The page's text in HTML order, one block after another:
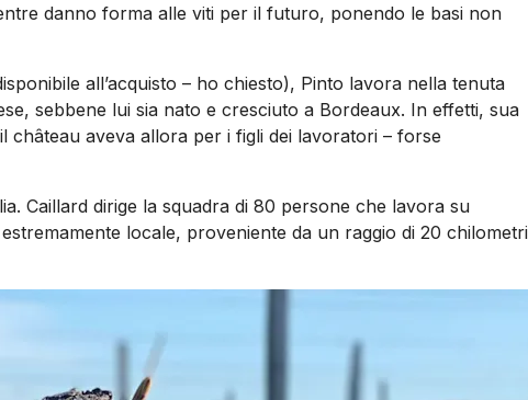
danno forma alle viti per il futuro, ponendo le basi non
all’acquisto – ho chiesto), Pinto lavora nella tenuta
sebbene lui sia nato e cresciuto a Bordeaux. In effetti, sua
château aveva allora per i figli dei lavoratori – forse
Caillard dirige la squadra di 80 persone che lavora su
locale, proveniente da un raggio di 20 chilometri